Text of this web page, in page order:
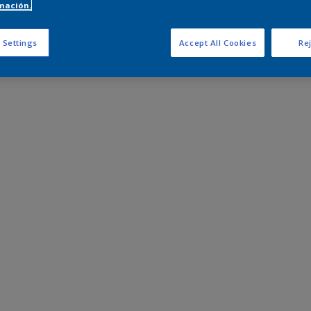
Settings Accept All Cookies